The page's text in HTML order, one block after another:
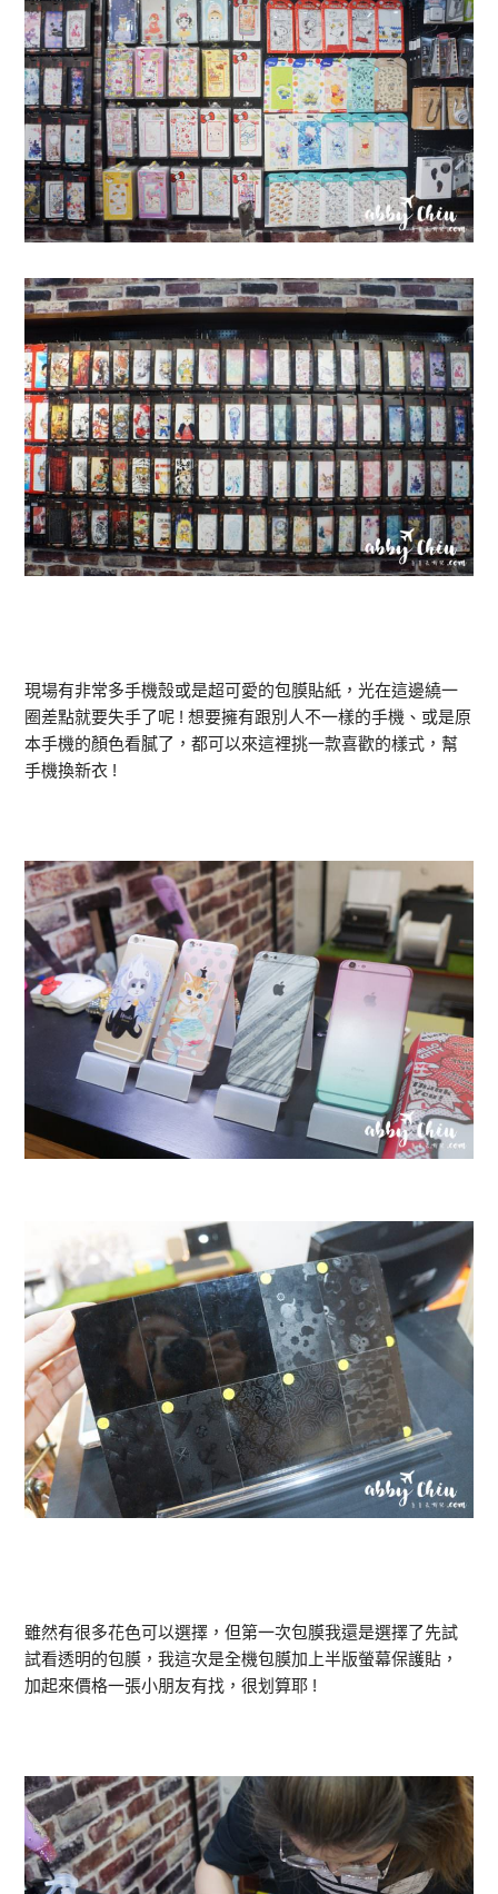
現場有非常多手機殼或是超可愛的包膜貼紙，光在這邊繞一
圈差點就要失手了呢 ! 想要擁有跟別人不一樣的手機、或是原
本手機的顏色看膩了，都可以來這裡挑一款喜歡的樣式，幫
手機換新衣 !
雖然有很多花色可以選擇，但第一次包膜我還是選擇了先試
試看透明的包膜，我這次是全機包膜加上半版螢幕保護貼，
加起來價格一張小朋友有找，很划算耶 !